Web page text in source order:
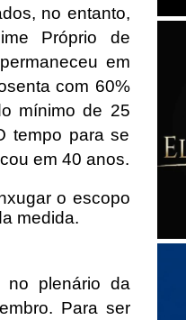
no entanto,
Próprio de
em
com 60%
mínimo de 25
tempo para se
em 40 anos.
o escopo
medida.
plenário da
Para ser